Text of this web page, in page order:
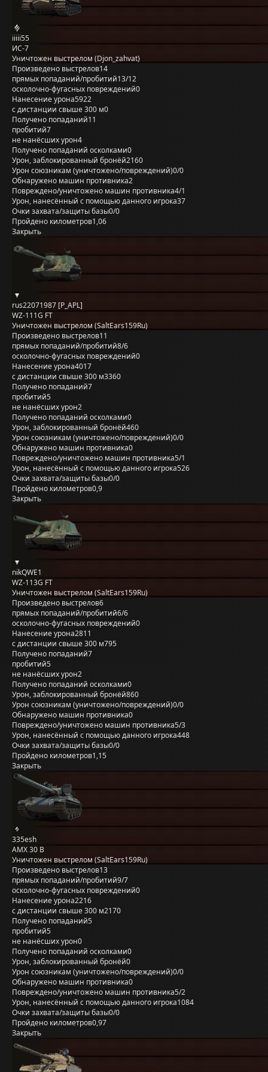
iiiii55
ИС-7
Уничтожен выстрелом (Djon_zahvat)
Произведено выстрелов14
прямых попаданий/пробитий13/12
осколочно-фугасных повреждений0
Нанесение урона5922
с дистанции свыше 300 м0
Получено попаданий11
пробитий7
не нанёсших урон4
Получено попаданий осколками0
Урон, заблокированный бронёй2160
Урон союзникам (уничтожено/повреждений)0/0
Обнаружено машин противника2
Повреждено/уничтожено машин противника4/1
Урон, нанесённый с помощью данного игрока37
Очки захвата/защиты базы0/0
Пройдено километров1,06
Закрыть
rus22071987 [P_APL]
WZ-111G FT
Уничтожен выстрелом (SaltEars159Ru)
Произведено выстрелов11
прямых попаданий/пробитий8/6
осколочно-фугасных повреждений0
Нанесение урона4017
с дистанции свыше 300 м3360
Получено попаданий7
пробитий5
не нанёсших урон2
Получено попаданий осколками0
Урон, заблокированный бронёй460
Урон союзникам (уничтожено/повреждений)0/0
Обнаружено машин противника0
Повреждено/уничтожено машин противника5/1
Урон, нанесённый с помощью данного игрока526
Очки захвата/защиты базы0/0
Пройдено километров0,9
Закрыть
nikQWE1
WZ-113G FT
Уничтожен выстрелом (SaltEars159Ru)
Произведено выстрелов6
прямых попаданий/пробитий6/6
осколочно-фугасных повреждений0
Нанесение урона2811
с дистанции свыше 300 м795
Получено попаданий7
пробитий5
не нанёсших урон2
Получено попаданий осколками0
Урон, заблокированный бронёй860
Урон союзникам (уничтожено/повреждений)0/0
Обнаружено машин противника0
Повреждено/уничтожено машин противника5/3
Урон, нанесённый с помощью данного игрока448
Очки захвата/защиты базы0/0
Пройдено километров1,15
Закрыть
335esh
AMX 30 B
Уничтожен выстрелом (SaltEars159Ru)
Произведено выстрелов13
прямых попаданий/пробитий9/7
осколочно-фугасных повреждений0
Нанесение урона2216
с дистанции свыше 300 м2170
Получено попаданий5
пробитий5
не нанёсших урон0
Получено попаданий осколками0
Урон, заблокированный бронёй0
Урон союзникам (уничтожено/повреждений)0/0
Обнаружено машин противника0
Повреждено/уничтожено машин противника5/2
Урон, нанесённый с помощью данного игрока1084
Очки захвата/защиты базы0/0
Пройдено километров0,97
Закрыть